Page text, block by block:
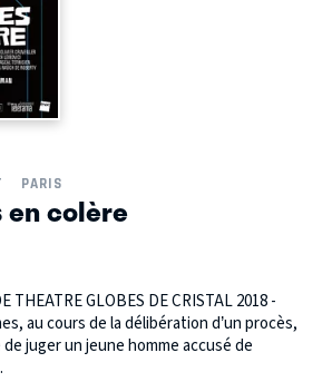
PARIS
en colère
THEATRE GLOBES DE CRISTAL 2018 -
au cours de la délibération d’un procès,
juger un jeune homme accusé de